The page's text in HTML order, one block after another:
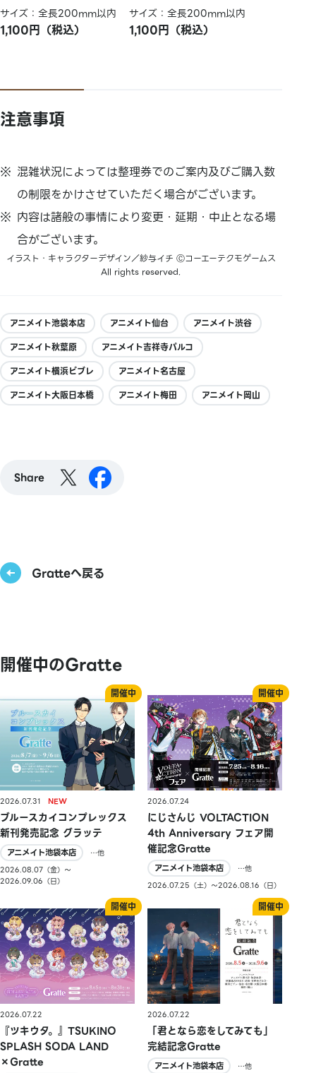
サイズ：全長200mm以内
1,100円（税込）
サイズ：全長200mm以内
1,100円（税込）
注意事項
混雑状況によっては整理券でのご案内及びご購入数
の制限をかけさせていただく場合がございます。
内容は諸般の事情により変更・延期・中止となる場
合がございます。
イラスト・キャラクターデザイン／紗与イチ Ⓒコーエーテクモゲームス
All rights reserved.
アニメイト池袋本店 アニメイト仙台
アニメイト渋谷
アニメイト秋葉原
アニメイト吉祥寺パルコ
アニメイト横浜ビブレ
アニメイト名古屋
アニメイト大阪日本橋
アニメイト梅田 アニメイト岡山
Share
Gratteへ戻る
開催中のGratte
2026.07.31
ブルースカイコンプレックス
新刊発売記念 グラッテ
アニメイト池袋本店
…他
2026.08.07（金）〜
2026.09.06（日）
2026.07.24
にじさんじ VOLTACTION
4th Anniversary フェア開
催記念Gratte
アニメイト池袋本店
…他
2026.07.25（土）〜2026.08.16（日）
2026.07.22
『ツキウタ。』TSUKINO
SPLASH SODA LAND
×Gratte
2026.07.22
「君となら恋をしてみても」
完結記念Gratte
アニメイト池袋本店
…他